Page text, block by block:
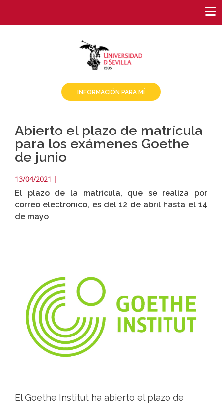
contenido
INFORMACIÓN PARA MÍ
Abierto el plazo de matrícula
para los exámenes Goethe
de junio
13/04/2021 |
El plazo de la matrícula, que se realiza por
correo electrónico, es del 12 de abril hasta el 14
de mayo
El Goethe Institut ha abierto el plazo de